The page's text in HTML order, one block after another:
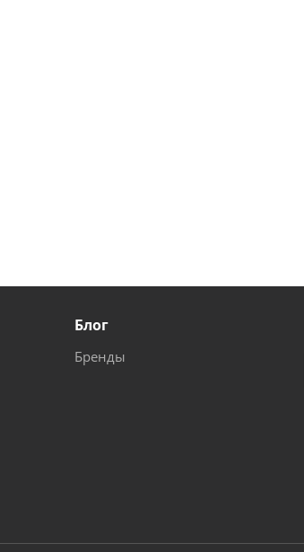
Блог
Бренды